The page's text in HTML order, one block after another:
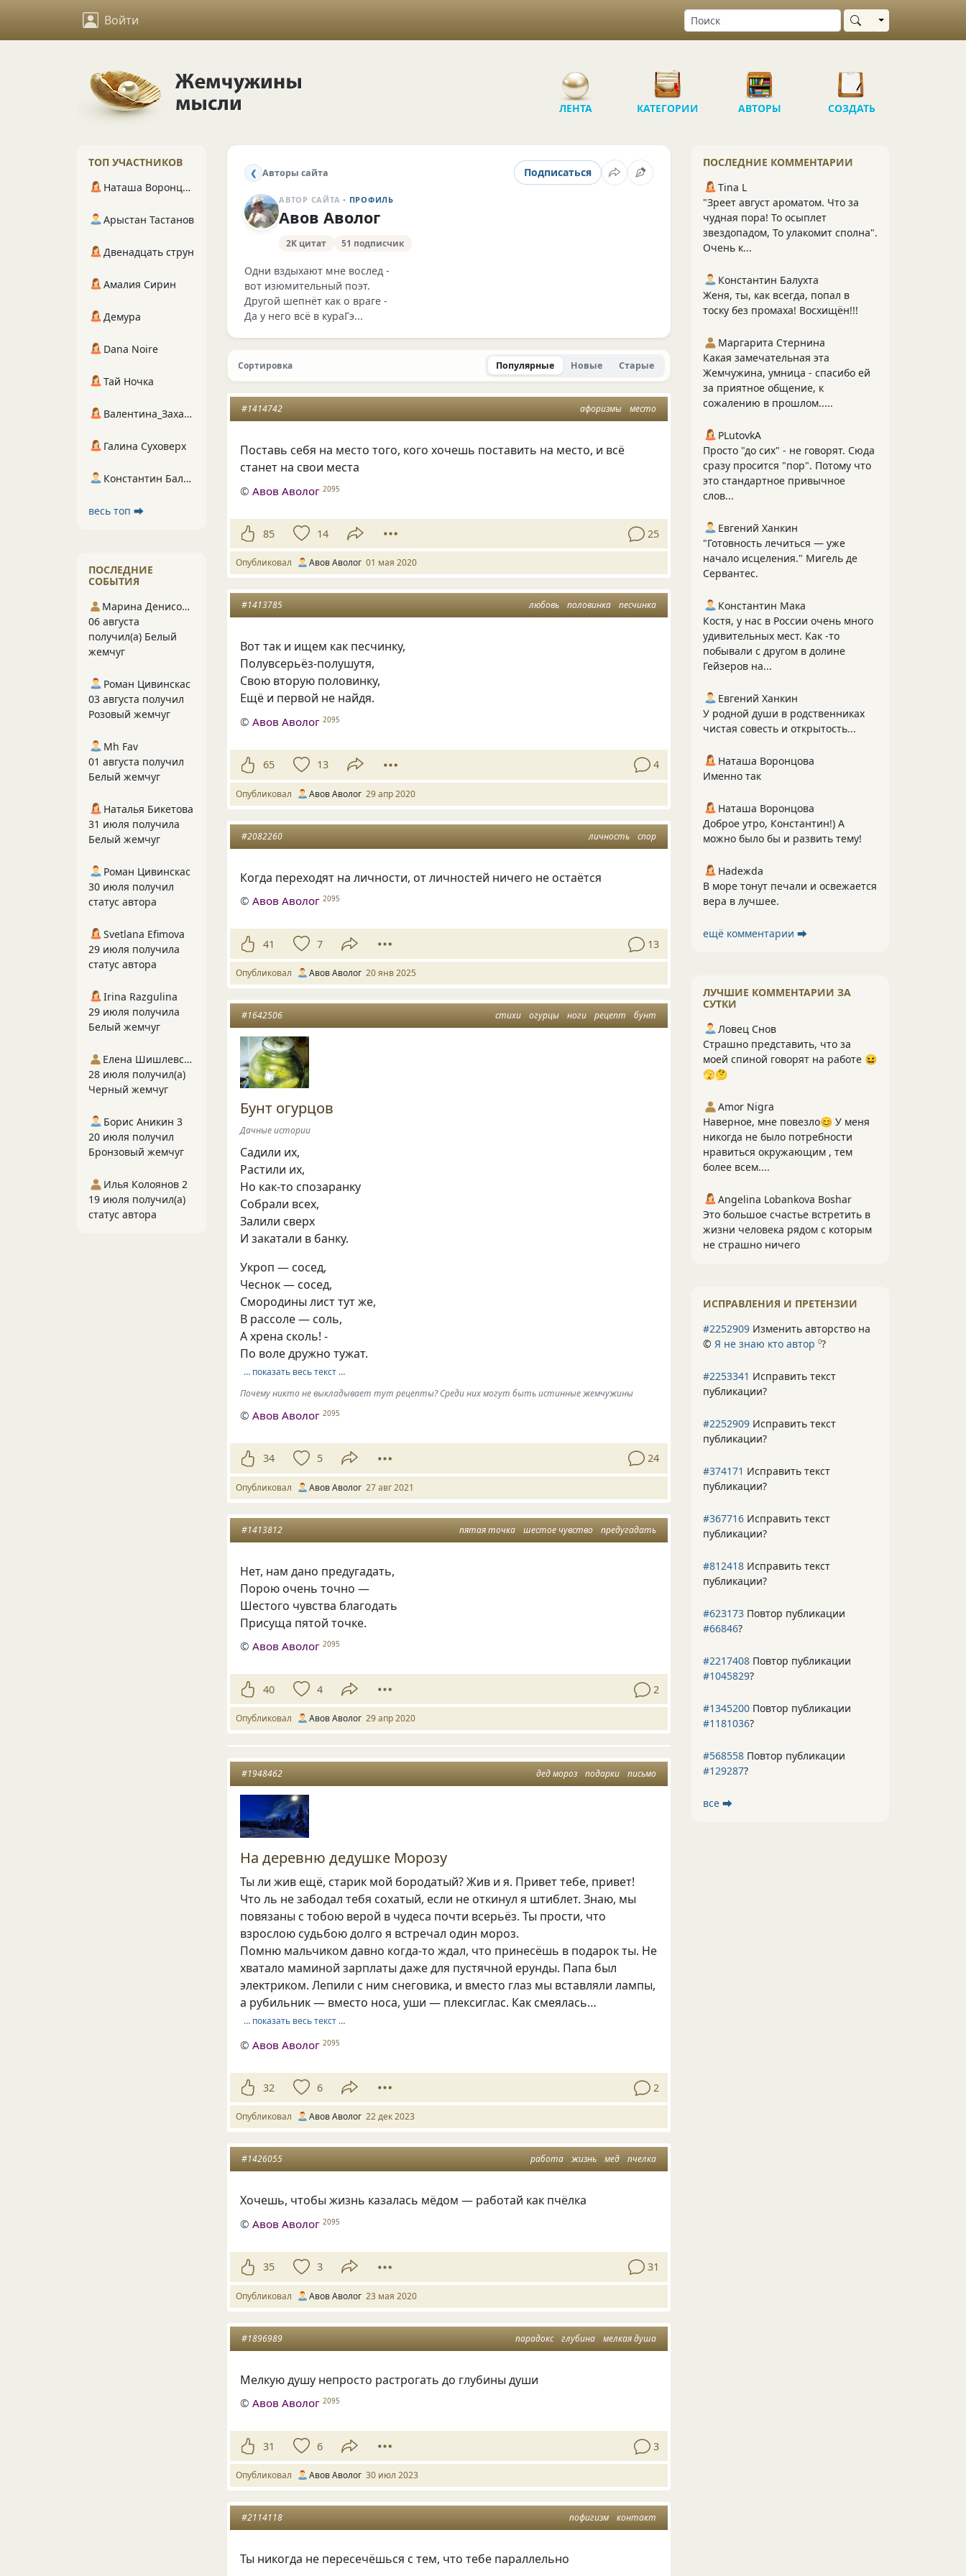
Войти Выбрать область
ЛЕНТА КАТЕГОРИИ АВТОРЫ СОЗДАТЬ
❮ Авторы сайта Подписаться
АВТОР САЙТА • ПРОФИЛЬ
Авов Аволог
2K цитат 51 подписчик
Одни вздыхают мне вослед -
вот изюмительный поэт.
Другой шепнёт как о враге -
Да у него всё в кураГэ...
Сортировка Популярные Новые Старые
афоризмы место
#1414742
Поставь себя на место того, кого хочешь поставить на место, и всё
станет на свои места
©Авов Аволог 2095
85 14 25
Опубликовал Авов Аволог 01 мая 2020
любовь половинка песчинка
#1413785
Вот так и ищем как песчинку,
Полувсерьёз-полушутя,
Свою вторую половинку,
Ещё и первой не найдя.
©Авов Аволог 2095
65 13 4
Опубликовал Авов Аволог 29 апр 2020
личность спор
#2082260
Когда переходят на личности, от личностей ничего не остаётся
©Авов Аволог 2095
41 7 13
Опубликовал Авов Аволог 20 янв 2025
стихи огурцы ноги рецепт бунт
#1642506
Бунт огурцов
Дачные истории
Садили их,
Растили их,
Но как-то спозаранку
Собрали всех,
Залили сверх
И закатали в банку.
Укроп — сосед,
Чеснок — сосед,
Смородины лист тут же,
В рассоле — соль,
А хрена сколь! -
По воле дружно тужат.
… показать весь текст …
Почему никто не выкладывает тут рецепты? Среди них могут быть истинные жемчужины
©Авов Аволог 2095
34 5 24
Опубликовал Авов Аволог 27 авг 2021
пятая точка шестое чувство предугадать
#1413812
Нет, нам дано предугадать,
Порою очень точно —
Шестого чувства благодать
Присуща пятой точке.
©Авов Аволог 2095
40 4 2
Опубликовал Авов Аволог 29 апр 2020
дед мороз подарки письмо
#1948462
На деревню дедушке Морозу
Ты ли жив ещё, старик мой бородатый? Жив и я. Привет тебе, привет!
Что ль не забодал тебя сохатый, если не откинул я штиблет. Знаю, мы
повязаны с тобою верой в чудеса почти всерьёз. Ты прости, что
взрослою судьбою долго я встречал один мороз.
Помню мальчиком давно когда-то ждал, что принесёшь в подарок ты. Не
хватало маминой зарплаты даже для пустячной ерунды. Папа был
электриком. Лепили с ним снеговика, и вместо глаз мы вставляли лампы,
а рубильник — вместо носа, уши — плексиглас. Как смеялась…
… показать весь текст …
©Авов Аволог 2095
32 6 2
Опубликовал Авов Аволог 22 дек 2023
работа жизнь мед пчелка
#1426055
Хочешь, чтобы жизнь казалась мёдом — работай как пчёлка
©Авов Аволог 2095
35 3 31
Опубликовал Авов Аволог 23 мая 2020
парадокс глубина мелкая душа
#1896989
Мелкую душу непросто растрогать до глубины души
©Авов Аволог 2095
31 6 3
Опубликовал Авов Аволог 30 июл 2023
пофигизм контакт
#2114118
Ты никогда не пересечёшься с тем, что тебе параллельно
ПОСЛЕДНИЕ КОММЕНТАРИИ
Tina L
"Зреет август ароматом. Что за
чудная пора! То осыплет
звездопадом, То улакомит сполна".
Очень к...
Константин Балухта
Женя, ты, как всегда, попал в
тоску без промаха! Восхищён!!!
Маргарита Стернина
Какая замечательная эта
Жемчужина, умница - спасибо ей
за приятное общение, к
сожалению в прошлом.....
PLutоvkА
Просто "до сих" - не говорят. Сюда
сразу просится "пор". Потому что
это стандартное привычное
слов...
Евгений Ханкин
"Готовность лечиться — уже
начало исцеления." Мигель де
Сервантес.
Константин Мака
Костя, у нас в России очень много
удивительных мест. Как -то
побывали с другом в долине
Гейзеров на...
Евгений Ханкин
У родной души в родственниках
чистая совесть и открытость...
Наташа Воронцова
Именно так
Наташа Воронцова
Доброе утро, Константин!) А
можно было бы и развить тему!
Нadeжda
В море тонут печали и освежается
вера в лучшее.
ещё комментарии ⮕
ЛУЧШИЕ КОММЕНТАРИИ ЗА
СУТКИ
Ловец Снов
Страшно представить, что за
моей спиной говорят на работе 😆
🫣🤔
Amor Nigra
Наверное, мне повезло😊 У меня
никогда не было потребности
нравиться окружающим , тем
более всем....
Angelina Lobankova Boshar
Это большое счастье встретить в
жизни человека рядом с которым
не страшно ничего
ИСПРАВЛЕНИЯ И ПРЕТЕНЗИИ
#2252909 Изменить авторство на
© Я не знаю кто автор 0?
#2253341 Исправить текст
публикации?
#2252909 Исправить текст
публикации?
#374171 Исправить текст
публикации?
#367716 Исправить текст
публикации?
#812418 Исправить текст
публикации?
#623173 Повтор публикации
#66846?
#2217408 Повтор публикации
#1045829?
#1345200 Повтор публикации
#1181036?
#568558 Повтор публикации
#129287?
все ⮕
ТОП УЧАСТНИКОВ
Наташа Воронцова
Арыстан Тастанов
Двенадцать струн
Амалия Сирин
Демура
Dana Noire
Тай Ночка
Валентина_Захарова
Галина Суховерх
Константин Балухта
весь топ ⮕
ПОСЛЕДНИЕ
СОБЫТИЯ
Марина Денисова 5
06 августа
получил(а) Белый
жемчуг
Роман Цивинскас
03 августа получил
Розовый жемчуг
Mh Fav
01 августа получил
Белый жемчуг
Наталья Бикетова
31 июля получила
Белый жемчуг
Роман Цивинскас
30 июля получил
статус автора
Svetlana Efimova
29 июля получила
статус автора
Irina Razgulina
29 июля получила
Белый жемчуг
Елена Шишлевская
28 июля получил(а)
Черный жемчуг
Борис Аникин 3
20 июля получил
Бронзовый жемчуг
Илья Колоянов 2
19 июля получил(а)
статус автора